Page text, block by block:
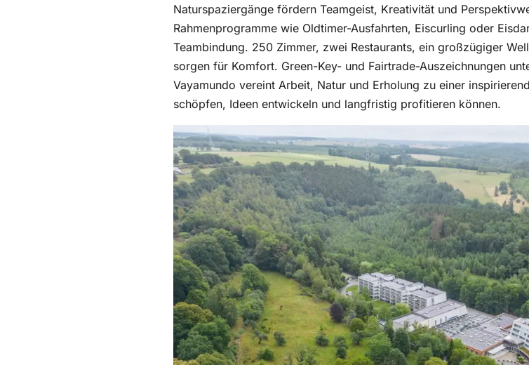
Naturspaziergänge fördern Teamgeist, Kreativität und
Rahmenprogramme wie Oldtimer-Ausfahrten, Eiscurling oder
Teambindung. 250 Zimmer, zwei Restaurants, ein großzügiger
sorgen für Komfort. Green-Key- und Fairtrade-Auszeichnungen
Vayamundo vereint Arbeit, Natur und Erholung zu einer
schöpfen, Ideen entwickeln und langfristig profitieren können.